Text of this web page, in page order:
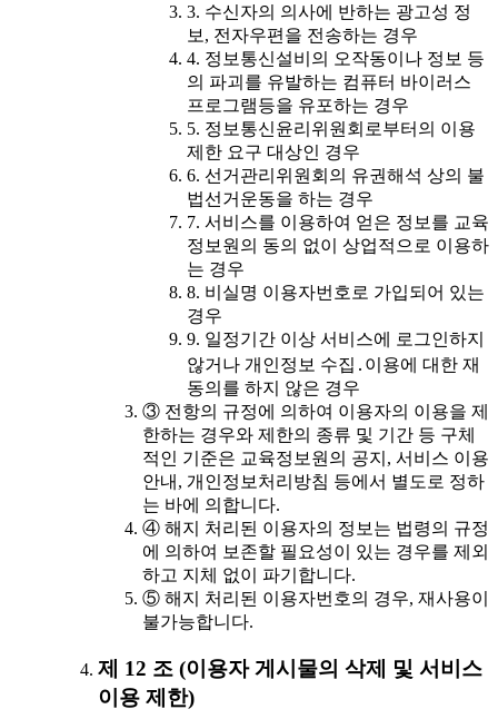
3. 수신자의 의사에 반하는 광고성 정
보, 전자우편을 전송하는 경우
4. 정보통신설비의 오작동이나 정보 등
의 파괴를 유발하는 컴퓨터 바이러스
프로그램등을 유포하는 경우
5. 정보통신윤리위원회로부터의 이용
제한 요구 대상인 경우
6. 선거관리위원회의 유권해석 상의 불
법선거운동을 하는 경우
7. 서비스를 이용하여 얻은 정보를 교육
정보원의 동의 없이 상업적으로 이용하
는 경우
8. 비실명 이용자번호로 가입되어 있는
경우
9. 일정기간 이상 서비스에 로그인하지
않거나 개인정보 수집․이용에 대한 재
동의를 하지 않은 경우
③ 전항의 규정에 의하여 이용자의 이용을 제
한하는 경우와 제한의 종류 및 기간 등 구체
적인 기준은 교육정보원의 공지, 서비스 이용
안내, 개인정보처리방침 등에서 별도로 정하
는 바에 의합니다.
④ 해지 처리된 이용자의 정보는 법령의 규정
에 의하여 보존할 필요성이 있는 경우를 제외
하고 지체 없이 파기합니다.
⑤ 해지 처리된 이용자번호의 경우, 재사용이
불가능합니다.
제 12 조 (이용자 게시물의 삭제 및 서비스
이용 제한)